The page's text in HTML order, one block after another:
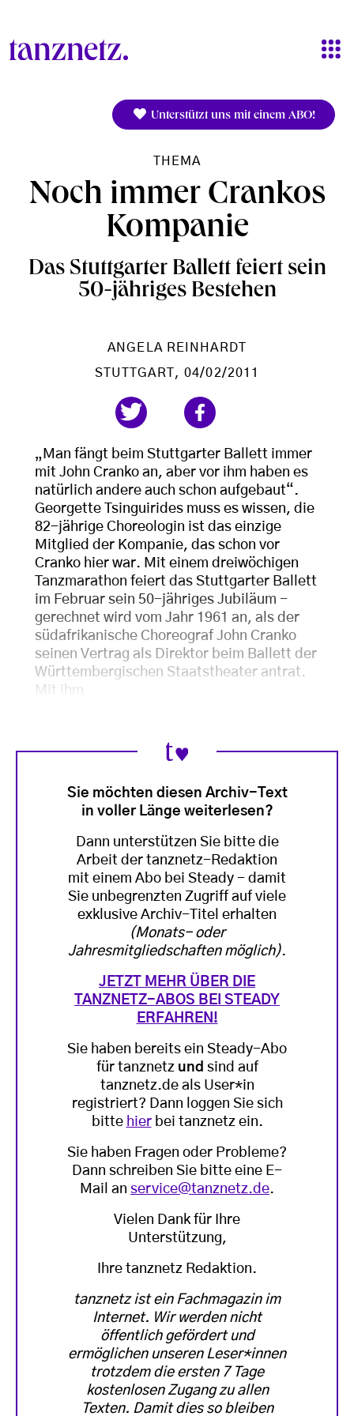
Unterstützt uns mit einem ABO!
THEMA
Noch immer Crankos
Kompanie
Das Stuttgarter Ballett feiert sein
50-jähriges Bestehen
ANGELA REINHARDT
STUTTGART
, 04/02/2011
„Man fängt beim Stuttgarter Ballett immer
mit John Cranko an, aber vor ihm haben es
natürlich andere auch schon aufgebaut“.
Georgette Tsinguirides muss es wissen, die
82-jährige Choreologin ist das einzige
Mitglied der Kompanie, das schon vor
Cranko hier war. Mit einem dreiwöchigen
Tanzmarathon feiert das Stuttgarter Ballett
im Februar sein 50-jähriges Jubiläum -
gerechnet wird vom Jahr 1961 an, als der
südafrikanische Choreograf John Cranko
seinen Vertrag als Direktor beim Ballett der
Württembergischen Staatstheater antrat.
Mit ihm
Sie möchten diesen Archiv-Text
in voller Länge weiterlesen?
Dann unterstützen Sie bitte die
Arbeit der tanznetz-Redaktion
mit einem Abo bei Steady - damit
Sie unbegrenzten Zugriff auf viele
exklusive Archiv-Titel erhalten
(Monats- oder
Jahresmitgliedschaften möglich).
JETZT MEHR ÜBER DIE
TANZNETZ-ABOS BEI STEADY
ERFAHREN!
Sie haben bereits ein Steady-Abo
für tanznetz und sind auf
tanznetz.de als User*in
registriert? Dann loggen Sie sich
bitte hierbei tanznetz ein.
Sie haben Fragen oder Probleme?
Dann schreiben Sie bitte eine E-
Mail an service@tanznetz.de.
Vielen Dank für Ihre
Unterstützung,
Ihre tanznetz Redaktion.
tanznetz ist ein Fachmagazin im
Internet. Wir werden nicht
öffentlich gefördert und
ermöglichen unseren Leser*innen
trotzdem die ersten 7 Tage
kostenlosen Zugang zu allen
Texten. Damit dies so bleiben